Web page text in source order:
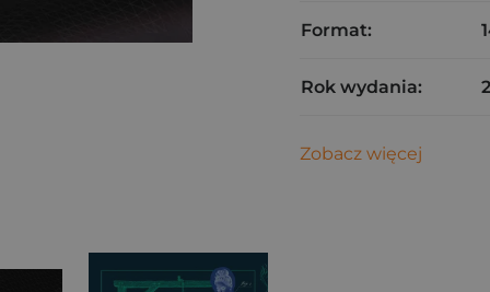
Format:
Rok wydania:
Zobacz więcej